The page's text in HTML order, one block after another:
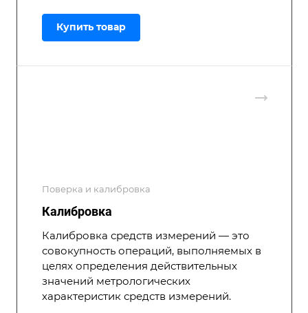
Купить товар
Поверка и калибровка
Калибровка
Калибровка средств измерений — это
совокупность операций, выполняемых в
целях определения действительных
значений метрологических
характеристик средств измерений.